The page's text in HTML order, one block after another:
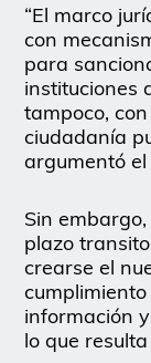
“El marco
con
para
instituciones
tampoco,
ciudadanía
argumentó
Sin
plazo
crearse el
información
lo que